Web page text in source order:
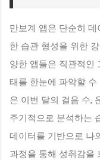
만보계 앱은 단순히
한 습관 형성을 위한
양한 앱들은 직관적인
태를 한눈에 파악할 수
은 이번 달의 걸음 수,
주기적으로 분석하는
데이터를 기반으로 나
과정을 통해 성취감을